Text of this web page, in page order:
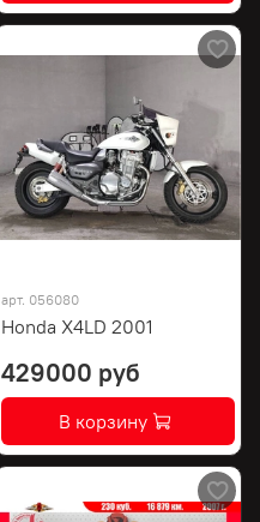
арт. 056080
Honda X4LD 2001
429000 руб
В корзину